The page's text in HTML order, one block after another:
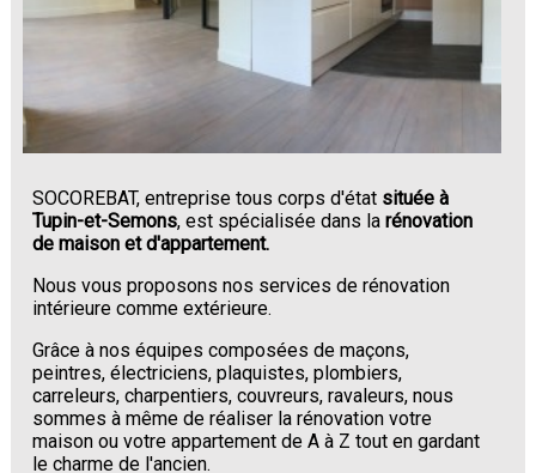
SOCOREBAT, entreprise tous corps d'état située à
Tupin-et-Semons, est spécialisée dans larénovation
de maison et d'appartement.
Nous vous proposons nos services de rénovation
intérieure comme extérieure.
Grâce à nos équipes composées de maçons,
peintres, électriciens, plaquistes, plombiers,
carreleurs, charpentiers, couvreurs, ravaleurs, nous
sommes à même de réaliser la rénovation votre
maison ou votre appartement de A à Z tout en gardant
le charme de l'ancien.